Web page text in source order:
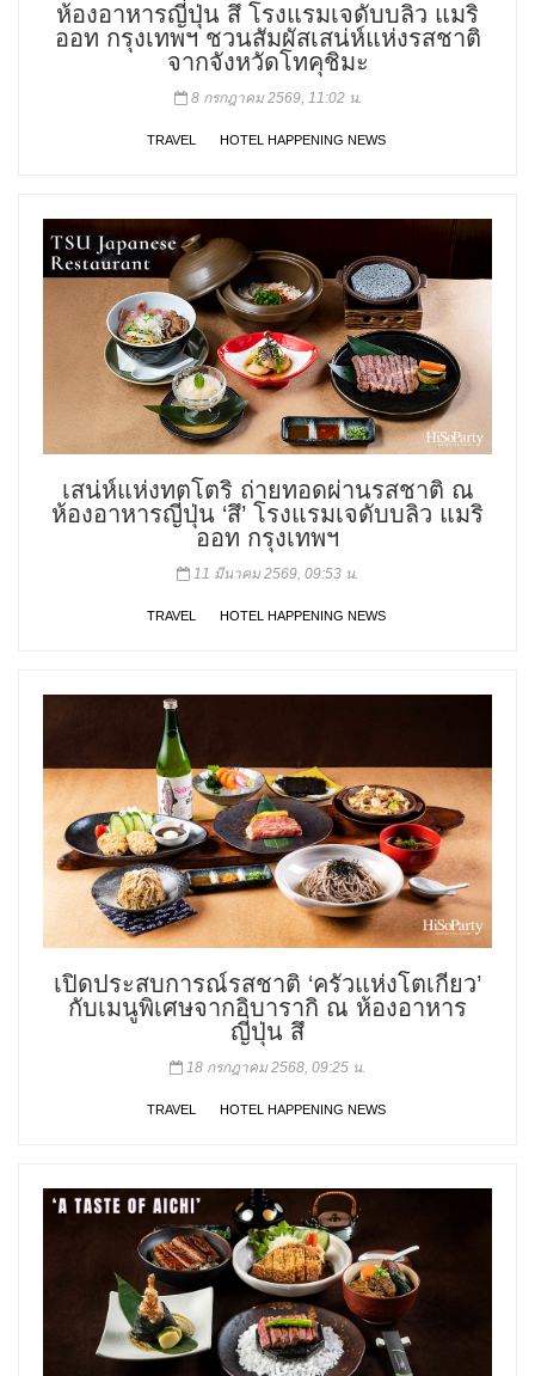
ห้องอาหารญี่ปุ่น สึ โรงแรมเจดับบลิว แมริ
ออท กรุงเทพฯ ชวนสัมผัสเสน่ห์แห่งรสชาติ
จากจังหวัดโทคุชิมะ
8 กรกฎาคม 2569, 11:02 น.
TRAVEL HOTEL HAPPENING NEWS
เสน่ห์แห่งทตโตริ ถ่ายทอดผ่านรสชาติ ณ
ห้องอาหารญี่ปุ่น ‘สึ’ โรงแรมเจดับบลิว แมริ
ออท กรุงเทพฯ
11 มีนาคม 2569, 09:53 น.
TRAVEL HOTEL HAPPENING NEWS
เปิดประสบการณ์รสชาติ ‘ครัวแห่งโตเกียว’
กับเมนูพิเศษจากอิบารากิ ณ ห้องอาหาร
ญี่ปุ่น สึ
18 กรกฎาคม 2568, 09:25 น.
TRAVEL HOTEL HAPPENING NEWS